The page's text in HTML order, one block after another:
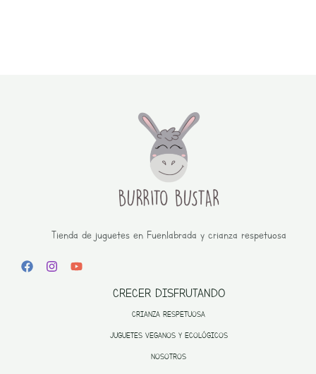
Tienda de juguetes en Fuenlabrada y crianza respetuosa
CRECER DISFRUTANDO
CRIANZA RESPETUOSA
JUGUETES VEGANOS Y ECOLÓGICOS
NOSOTROS